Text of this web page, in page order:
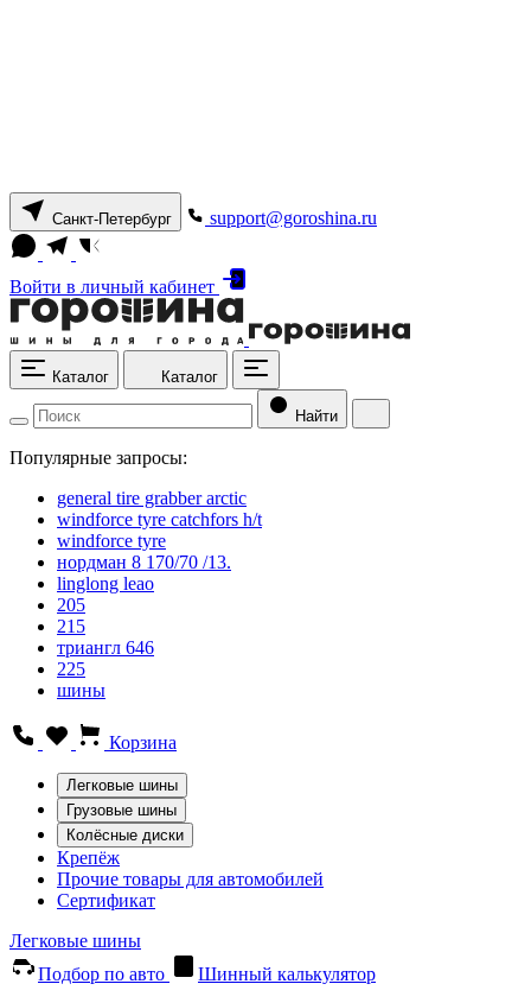
Санкт-Петербург support@goroshina.ru
Войти в личный кабинет
Каталог Каталог
Найти
Популярные запросы:
general tire grabber arctic
windforce tyre catchfors h/t
windforce tyre
нордман 8 170/70 /13.
linglong leao
205
215
триангл 646
225
шины
Корзина
Легковые шины
Грузовые шины
Колёсные диски
Крепёж
Прочие товары для автомобилей
Сертификат
Легковые шины
Подбор по авто
Шинный калькулятор